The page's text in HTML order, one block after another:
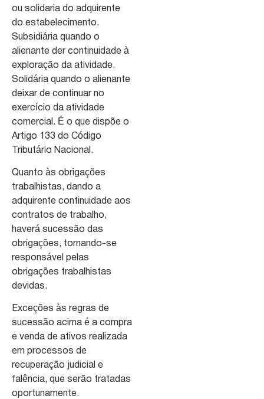
ou solidaria do adquirente
do estabelecimento.
Subsidiária quando o
alienante der continuidade à
exploração da atividade.
Solidária quando o alienante
deixar de continuar no
exercício da atividade
comercial. É o que dispõe o
Artigo 133 do Código
Tributário Nacional.
Quanto às obrigações
trabalhistas, dando a
adquirente continuidade aos
contratos de trabalho,
haverá sucessão das
obrigações, tornando-se
responsável pelas
obrigações trabalhistas
devidas.
Exceções às regras de
sucessão acima é a compra
e venda de ativos realizada
em processos de
recuperação judicial e
falência, que serão tratadas
oportunamente.